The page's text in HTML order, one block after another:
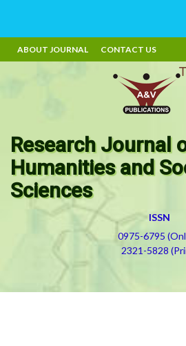
ABOUT JOURNAL CONTACT US
Research Journal
Humanities and
Sciences
ISSN
0975-6795
2321-5828